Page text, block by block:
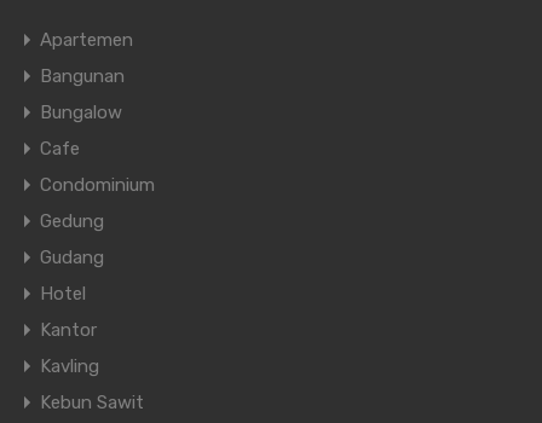
Apartemen
Bangunan
Bungalow
Cafe
Condominium
Gedung
Gudang
Hotel
Kantor
Kavling
Kebun Sawit